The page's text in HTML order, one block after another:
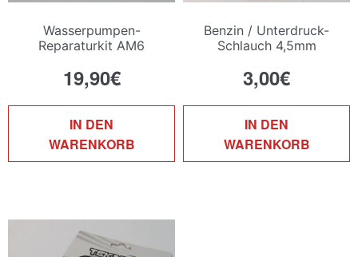
Wasserpumpen-
Reparaturkit AM6
19,90€
IN DEN
WARENKORB
Benzin / Unterdruck-
Schlauch 4,5mm
3,00€
IN DEN
WARENKORB